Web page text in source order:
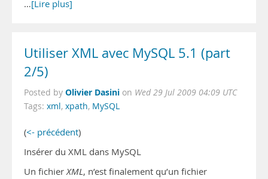
…[Lire plus]
Utiliser XML avec MySQL 5.1 (part
2/5)
Posted by Olivier Dasini on Wed 29 Jul 2009 04:09 UTC
Tags: xml, xpath, MySQL
(<- précédent)
Insérer du XML dans MySQL
Un fichierXML, n’est finalement qu’un fichier